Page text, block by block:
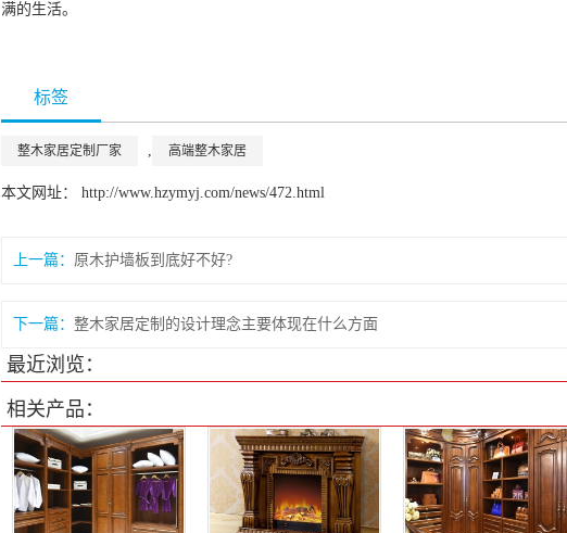
满的生活。
标签
整木家居定制厂家 , 高端整木家居
本文网址： http://www.hzymyj.com/news/472.html
上一篇： 原木护墙板到底好不好?
下一篇： 整木家居定制的设计理念主要体现在什么方面
最近浏览：
相关产品：